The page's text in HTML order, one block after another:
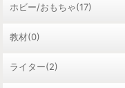
ホビー/おもちゃ(17)
教材(0)
ライター(2)